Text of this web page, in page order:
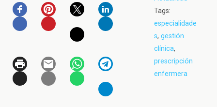
Tags:
especialidade
s, gestión
clínica,
prescripción
enfermera